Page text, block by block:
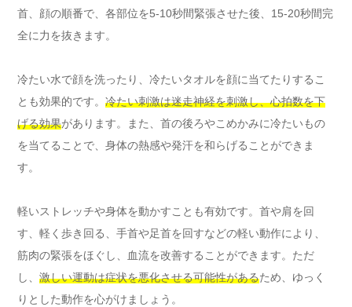
首、顔の順番で、各部位を5-10秒間緊張させた後、15-20秒間完
全に力を抜きます。
冷たい水で顔を洗ったり、冷たいタオルを顔に当てたりするこ
とも効果的です。 冷たい刺激は迷走神経を刺激し、心拍数を下
げる効果があります。また、首の後ろやこめかみに冷たいもの
を当てることで、身体の熱感や発汗を和らげることができま
す。
軽いストレッチや身体を動かすことも有効です。首や肩を回
す、軽く歩き回る、手首や足首を回すなどの軽い動作により、
筋肉の緊張をほぐし、血流を改善することができます。ただ
し、 激しい運動は症状を悪化させる可能性があるため、ゆっく
りとした動作を心がけましょう。